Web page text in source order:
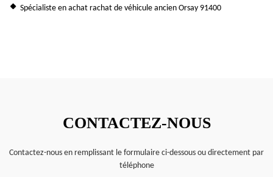
Spécialiste en achat rachat de véhicule ancien Orsay 91400
CONTACTEZ-NOUS
Contactez-nous en remplissant le formulaire ci-dessous ou directement par
téléphone